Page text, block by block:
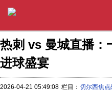
热刺 vs 曼城直播：
进球盛宴
2026-04-21 05:49:08 栏目： 切尔西焦点